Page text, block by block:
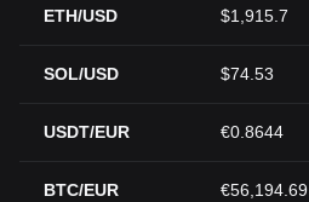
ETH/USD $1,915.7
SOL/USD $74.53
USDT/EUR €0.8644
BTC/EUR €56,194.69